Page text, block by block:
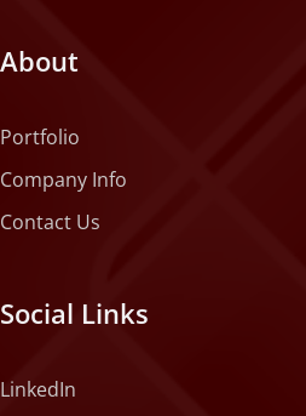
About
Portfolio
Company Info
Contact Us
Social Links
LinkedIn